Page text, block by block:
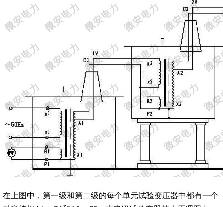
在上图中，第一级和第二级的每个单元试验变压器中都有一个